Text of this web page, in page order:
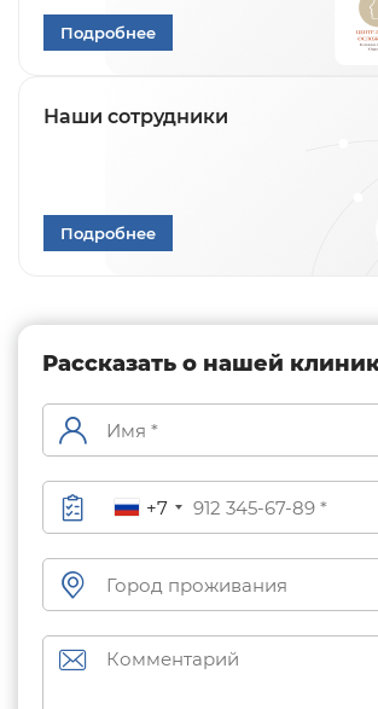
Подробнее
Наши сотрудники
Подробнее
Рассказать о нашей
+7